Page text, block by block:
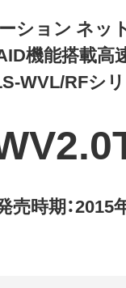
ション ネッ
機能搭載高
WVL/RFシ
売時期：2015